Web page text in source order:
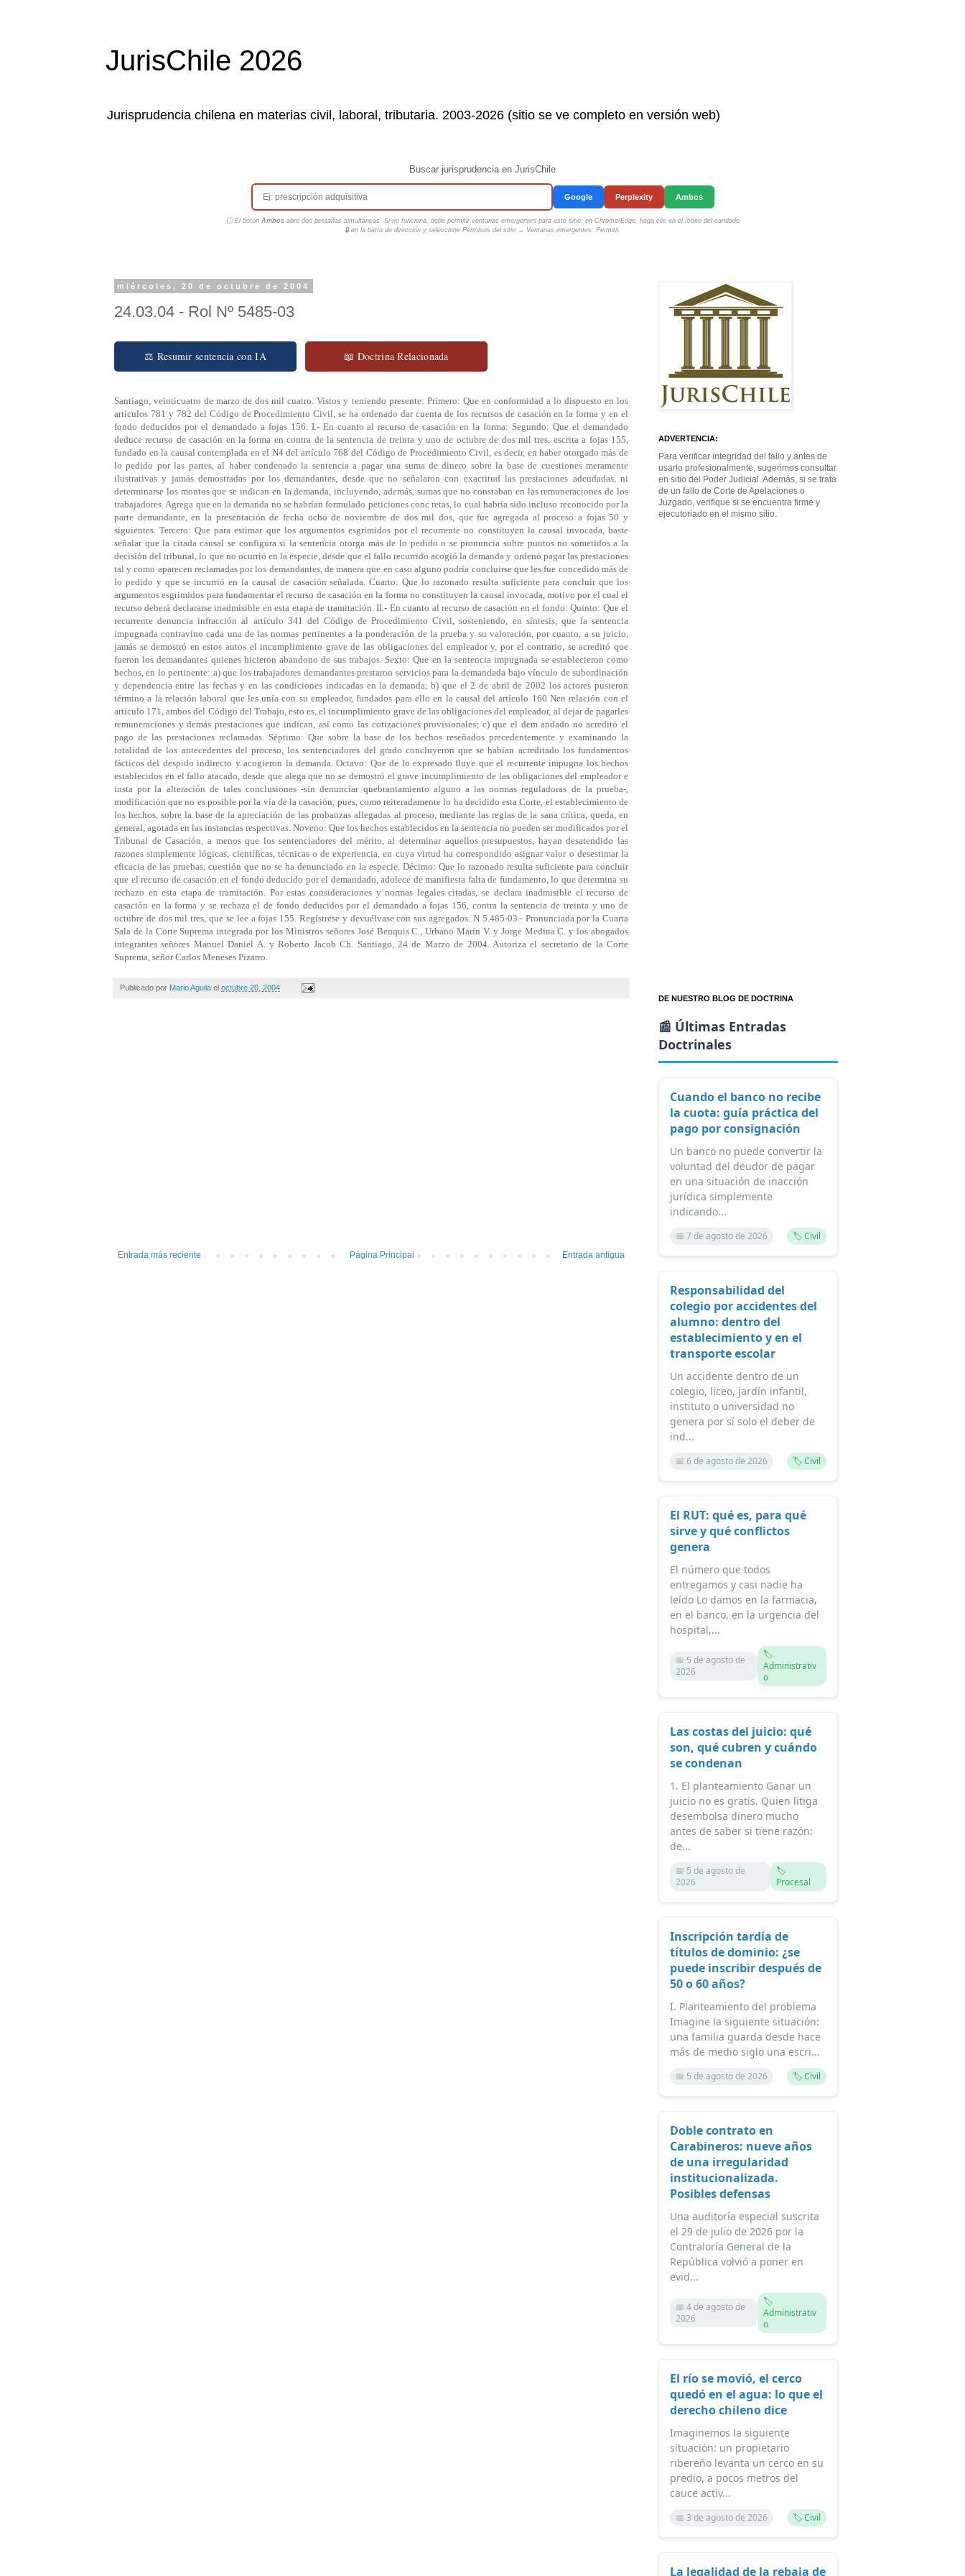
JurisChile 2026
Jurisprudencia chilena en materias civil, laboral, tributaria. 2003-2026 (sitio se ve completo en versión web)
Buscar jurisprudencia en JurisChile
Google Perplexity Ambos
ⓘ El botón Ambosabre dos pestañas simultáneas. Si no funciona, debe permitir ventanas emergentes para este sitio: en Chrome/Edge, haga clic en el ícono del candado
🔒 en la barra de dirección y seleccione Permisos del sitio → Ventanas emergentes: Permitir.
miércoles, 20 de octubre de 2004
24.03.04 - Rol Nº 5485-03
⚖ Resumir sentencia con IA 📖 Doctrina Relacionada
Santiago, veinticuatro de marzo de dos mil cuatro. Vistos y teniendo presente: Primero: Que en conformidad a lo dispuesto en los
artículos 781 y 782 del Código de Procedimiento Civil, se ha ordenado dar cuenta de los recursos de casación en la forma y en el
fondo deducidos por el demandado a fojas 156. I.- En cuanto al recurso de casación en la forma: Segundo: Que el demandado
deduce recurso de casación en la forma en contra de la sentencia de treinta y uno de octubre de dos mil tres, escrita a fojas 155,
fundado en la causal contemplada en el N4 del artículo 768 del Código de Procedimiento Civil, es decir, en haber otorgado más de
lo pedido por las partes, al haber condenado la sentencia a pagar una suma de dinero sobre la base de cuestiones meramente
ilustrativas y jamás demostradas por los demandantes, desde que no señalaron con exactitud las prestaciones adeudadas, ni
determinarse los montos que se indican en la demanda, incluyendo, además, sumas que no constaban en las remuneraciones de los
trabajadores. Agrega que en la demanda no se habrían formulado peticiones conc retas, lo cual habría sido incluso reconocido por la
parte demandante, en la presentación de fecha ocho de noviembre de dos mil dos, que fue agregada al proceso a fojas 50 y
siguientes. Tercero: Que para estimar que los argumentos esgrimidos por el recurrente no constituyen la causal invocada, baste
señalar que la citada causal se configura si la sentencia otorga más de lo pedido o se pronuncia sobre puntos no sometidos a la
decisión del tribunal, lo que no ocurrió en la especie, desde que el fallo recurrido acogió la demanda y ordenó pagar las prestaciones
tal y como aparecen reclamadas por los demandantes, de manera que en caso alguno podría concluirse que les fue concedido más de
lo pedido y que se incurrió en la causal de casación señalada. Cuarto: Que lo razonado resulta suficiente para concluir que los
argumentos esgrimidos para fundamentar el recurso de casación en la forma no constituyen la causal invocada, motivo por el cual el
recurso deberá declararse inadmisible en esta etapa de tramitación. II.- En cuanto al recurso de casación en el fondo: Quinto: Que el
recurrente denuncia infracción al artículo 341 del Código de Procedimiento Civil, sosteniendo, en síntesis, que la sentencia
impugnada contravino cada una de las normas pertinentes a la ponderación de la prueba y su valoración, por cuanto, a su juicio,
jamás se demostró en estos autos el incumplimiento grave de las obligaciones del empleador y, por el contrario, se acreditó que
fueron los demandantes quienes hicieron abandono de sus trabajos. Sexto: Que en la sentencia impugnada se establecieron como
hechos, en lo pertinente: a) que los trabajadores demandantes prestaron servicios para la demandada bajo vínculo de subordinación
y dependencia entre las fechas y en las condiciones indicadas en la demanda; b) que el 2 de abril de 2002 los actores pusieron
término a la relación laboral que les unía con su empleador, fundados para ello en la causal del artículo 160 Nen relación con el
artículo 171, ambos del Código del Trabajo, esto es, el incumplimiento grave de las obligaciones del empleador, al dejar de pagarles
remuneraciones y demás prestaciones que indican, así como las cotizaciones provisionales; c) que el dem andado no acreditó el
pago de las prestaciones reclamadas. Séptimo: Que sobre la base de los hechos reseñados precedentemente y examinando la
totalidad de los antecedentes del proceso, los sentenciadores del grado concluyeron que se habían acreditado los fundamentos
fácticos del despido indirecto y acogieron la demanda. Octavo: Que de lo expresado fluye que el recurrente impugna los hechos
establecidos en el fallo atacado, desde que alega que no se demostró el grave incumplimiento de las obligaciones del empleador e
insta por la alteración de tales conclusiones -sin denunciar quebrantamiento alguno a las normas reguladoras de la prueba-,
modificación que no es posible por la vía de la casación, pues, como reiteradamente lo ha decidido esta Corte, el establecimiento de
los hechos, sobre la base de la apreciación de las probanzas allegadas al proceso, mediante las reglas de la sana crítica, queda, en
general, agotada en las instancias respectivas. Noveno: Que los hechos establecidos en la sentencia no pueden ser modificados por el
Tribunal de Casación, a menos que los sentenciadores del mérito, al determinar aquellos presupuestos, hayan desatendido las
razones simplemente lógicas, científicas, técnicas o de experiencia, en cuya virtud ha correspondido asignar valor o desestimar la
eficacia de las pruebas, cuestión que no se ha denunciado en la especie. Décimo: Que lo razonado resulta suficiente para concluir
que el recurso de casación en el fondo deducido por el demandado, adolece de manifiesta falta de fundamento, lo que determina su
rechazo en esta etapa de tramitación. Por estas consideraciones y normas legales citadas, se declara inadmisible el recurso de
casación en la forma y se rechaza el de fondo deducidos por el demandado a fojas 156, contra la sentencia de treinta y uno de
octubre de dos mil tres, que se lee a fojas 155. Regístrese y devuélvase con sus agregados. N 5.485-03.- Pronunciada por la Cuarta
Sala de la Corte Suprema integrada por los Ministros señores José Benquis C., Urbano Marín V. y Jorge Medina C. y los abogados
integrantes señores Manuel Daniel A. y Roberto Jacob Ch. Santiago, 24 de Marzo de 2004. Autoriza el secretario de la Corte
Suprema, señor Carlos Meneses Pizarro.
Publicado por Mario Aguila el octubre 20, 2004
Entrada más reciente Entrada antigua
Página Principal
ADVERTENCIA:
Para verificar integridad del fallo y antes de
usarlo profesionalmente, sugerimos consultar
en sitio del Poder Judicial. Además, si se trata
de un fallo de Corte de Apelaciones o
Juzgado, verifique si se encuentra firme y
ejecutoriado en el mismo sitio.
DE NUESTRO BLOG DE DOCTRINA
📰 Últimas Entradas
Doctrinales
Cuando el banco no recibe
la cuota: guía práctica del
pago por consignación
Un banco no puede convertir la
voluntad del deudor de pagar
en una situación de inacción
jurídica simplemente
indicando...
📅 7 de agosto de 2026 🏷️ Civil
Responsabilidad del
colegio por accidentes del
alumno: dentro del
establecimiento y en el
transporte escolar
Un accidente dentro de un
colegio, liceo, jardín infantil,
instituto o universidad no
genera por sí solo el deber de
ind...
📅 6 de agosto de 2026 🏷️ Civil
El RUT: qué es, para qué
sirve y qué conflictos
genera
El número que todos
entregamos y casi nadie ha
leído Lo damos en la farmacia,
en el banco, en la urgencia del
hospital,...
📅 5 de agosto de
2026
🏷️
Administrativ
o
Las costas del juicio: qué
son, qué cubren y cuándo
se condenan
1. El planteamiento Ganar un
juicio no es gratis. Quien litiga
desembolsa dinero mucho
antes de saber si tiene razón:
de...
📅 5 de agosto de
2026
🏷️
Procesal
Inscripción tardía de
títulos de dominio: ¿se
puede inscribir después de
50 o 60 años?
I. Planteamiento del problema
Imagine la siguiente situación:
una familia guarda desde hace
más de medio siglo una escri...
📅 5 de agosto de 2026 🏷️ Civil
Doble contrato en
Carabineros: nueve años
de una irregularidad
institucionalizada.
Posibles defensas
Una auditoría especial suscrita
el 29 de julio de 2026 por la
Contraloría General de la
República volvió a poner en
evid...
📅 4 de agosto de
2026
🏷️
Administrativ
o
El río se movió, el cerco
quedó en el agua: lo que el
derecho chileno dice
Imaginemos la siguiente
situación: un propietario
ribereño levanta un cerco en su
predio, a pocos metros del
cauce activ...
📅 3 de agosto de 2026 🏷️ Civil
La legalidad de la rebaja de